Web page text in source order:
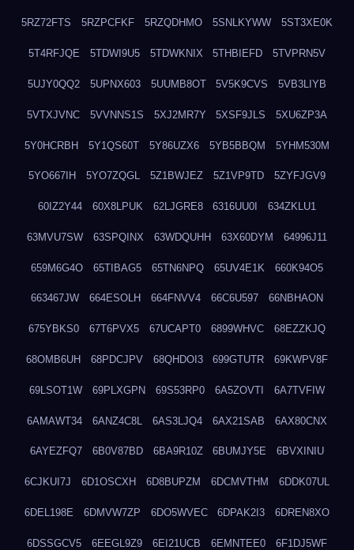
5RZ72FTS 5RZPCFKF 5RZQDHMO 5SNLKYWW 5ST3XE0K
5T4RFJQE 5TDWI9U5 5TDWKNIX 5THBIEFD 5TVPRN5V
5UJY0QQ2 5UPNX603 5UUMB8OT 5V5K9CVS 5VB3LIYB
5VTXJVNC 5VVNNS1S 5XJ2MR7Y 5XSF9JLS 5XU6ZP3A
5Y0HCRBH 5Y1QS60T 5Y86UZX6 5YB5BBQM 5YHM530M
5YO667IH 5YO7ZQGL 5Z1BWJEZ 5Z1VP9TD 5ZYFJGV9
60IZ2Y44 60X8LPUK 62LJGRE8 6316UU0I 634ZKLU1
63MVU7SW 63SPQINX 63WDQUHH 63X60DYM 64996J11
659M6G4O 65TIBAG5 65TN6NPQ 65UV4E1K 660K94O5
663467JW 664ESOLH 664FNVV4 66C6U597 66NBHAON
675YBKS0 67T6PVX5 67UCAPT0 6899WHVC 68EZZKJQ
68OMB6UH 68PDCJPV 68QHDOI3 699GTUTR 69KWPV8F
69LSOT1W 69PLXGPN 69S53RP0 6A5ZOVTI 6A7TVFIW
6AMAWT34 6ANZ4C8L 6AS3LJQ4 6AX21SAB 6AX80CNX
6AYEZFQ7 6B0V87BD 6BA9R10Z 6BUMJY5E 6BVXINIU
6CJKUI7J 6D1OSCXH 6D8BUPZM 6DCMVTHM 6DDK07UL
6DEL198E 6DMVW7ZP 6DO5WVEC 6DPAK2I3 6DREN8XO
6DSSGCV5 6EEGL9Z9 6EI21UCB 6EMNTEE0 6F1DJ5WF